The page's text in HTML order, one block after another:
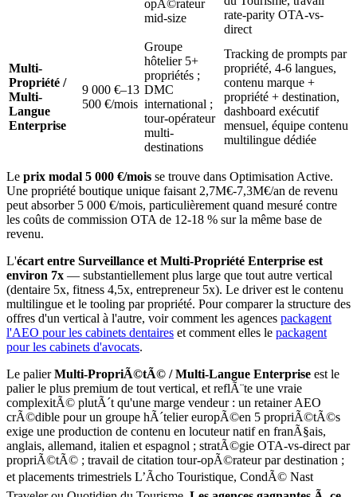
opÃ©rateur
mid-size
rate-parity OTA-vs-
direct
Multi-
Propriété /
Multi-
Langue
Enterprise
9 000 €–13
500 €/mois
Groupe
hôtelier 5+
propriétés ;
DMC
international ;
tour-opérateur
multi-
destinations
Tracking de prompts par
propriété, 4-6 langues,
contenu marque +
propriété + destination,
dashboard exécutif
mensuel, équipe contenu
multilingue dédiée
Le prix modal 5 000 €/mois se trouve dans Optimisation Active.
Une propriété boutique unique faisant 2,7M€-7,3M€/an de revenu
peut absorber 5 000 €/mois, particulièrement quand mesuré contre
les coûts de commission OTA de 12-18 % sur la même base de
revenu.
L'écart entre Surveillance et Multi-Propriété Enterprise est
environ 7x — substantiellement plus large que tout autre vertical
(dentaire 5x, fitness 4,5x, entrepreneur 5x). Le driver est le contenu
multilingue et le tooling par propriété. Pour comparer la structure des
offres d'un vertical à l'autre, voir comment les agences packagent
l'AEO pour les cabinets dentaires et comment elles le packagent
pour les cabinets d'avocats.
Le palierMulti-PropriÃ©tÃ© / Multi-Langue Enterprise est le
palier le plus premium de tout vertical, et reflÃ¨te une vraie
complexitÃ© plutÃ´t qu'une marge vendeur : un retainer AEO
crÃ©dible pour un groupe hÃ´telier europÃ©en 5 propriÃ©tÃ©s
exige une production de contenu en locuteur natif en franÃ§ais,
anglais, allemand, italien et espagnol ; stratÃ©gie OTA-vs-direct par
propriÃ©tÃ© ; travail de citation tour-opÃ©rateur par destination ;
et placements trimestriels L’Ãcho Touristique, CondÃ© Nast